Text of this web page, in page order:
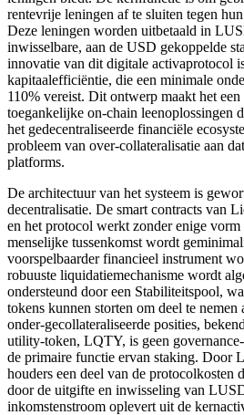
rentevrije leningen af te sluiten tegen
Deze leningen worden uitbetaald in
inwisselbare, aan de USD gekoppelde
innovatie van dit digitale activaprotocol
kapitaalefficiëntie, die een minimale
110% vereist. Dit ontwerp maakt het een
toegankelijke on-chain leenoplossingen
het gedecentraliseerde financiële
probleem van over-collateralisatie aan
platforms.
De architectuur van het systeem is
decentralisatie. De smart contracts van
en het protocol werkt zonder enige
menselijke tussenkomst wordt
voorspelbaarder financieel instrument
robuuste liquidatiemechanisme wordt
ondersteund door een Stabiliteitspool,
tokens kunnen storten om deel te nemen
onder-gecollateraliseerde posities,
utility-token, LQTY, is geen
de primaire functie ervan staking. Door
houders een deel van de protocolkosten
door de uitgifte en inwisseling van
inkomstenstroom oplevert uit de